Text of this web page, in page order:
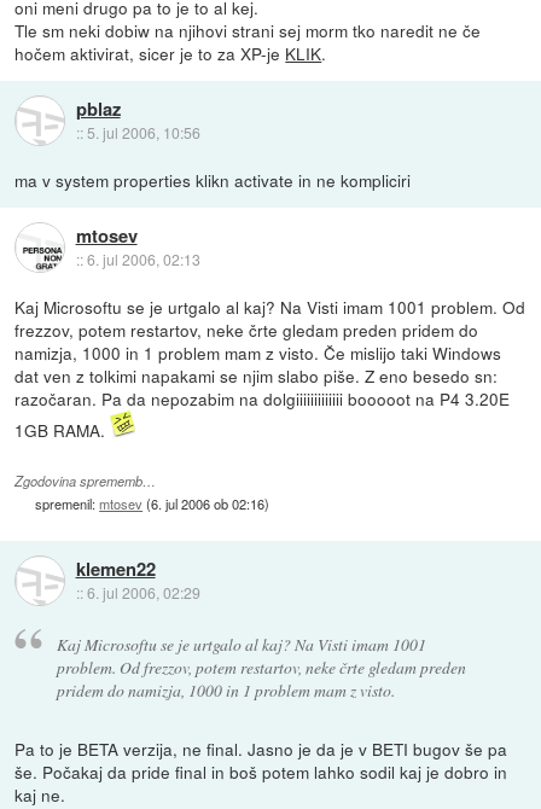
oni meni drugo pa to je to al kej.
Tle sm neki dobiw na njihovi strani sej morm tko naredit ne če
hočem aktivirat, sicer je to za XP-je KLIK.
pblaz
:: 5. jul 2006, 10:56
ma v system properties klikn activate in ne kompliciri
mtosev
::6. jul 2006, 02:13
Kaj Microsoftu se je urtgalo al kaj? Na Visti imam 1001 problem. Od
frezzov, potem restartov, neke črte gledam preden pridem do
namizja, 1000 in 1 problem mam z visto. Če mislijo taki Windows
dat ven z tolkimi napakami se njim slabo piše. Z eno besedo sn:
razočaran. Pa da nepozabim na dolgiiiiiiiiiiiii booooot na P4 3.20E
1GB RAMA.
Zgodovina sprememb…
spremenil:mtosev(6. jul 2006 ob 02:16)
klemen22
::6. jul 2006, 02:29
Kaj Microsoftu se je urtgalo al kaj? Na Visti imam 1001
problem. Od frezzov, potem restartov, neke črte gledam preden
pridem do namizja, 1000 in 1 problem mam z visto.
Pa to je BETA verzija, ne final. Jasno je da je v BETI bugov še pa
še. Počakaj da pride final in boš potem lahko sodil kaj je dobro in
kaj ne.